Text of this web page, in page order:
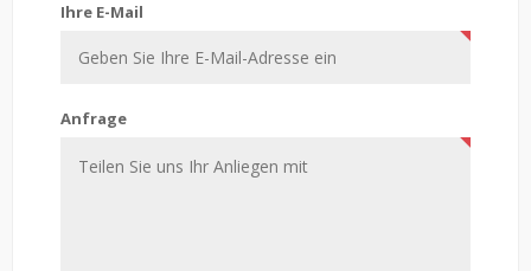
Ihre E-Mail
Anfrage